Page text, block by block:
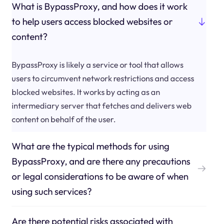
What is BypassProxy, and how does it work
to help users access blocked websites or
content?
BypassProxy is likely a service or tool that allows
users to circumvent network restrictions and access
blocked websites. It works by acting as an
intermediary server that fetches and delivers web
content on behalf of the user.
What are the typical methods for using
BypassProxy, and are there any precautions
or legal considerations to be aware of when
using such services?
Are there potential risks associated with